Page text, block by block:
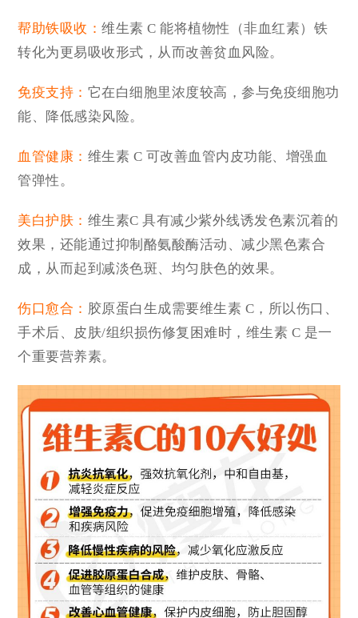
帮助铁吸收：维生素 C 能将植物性（非血红素）铁
转化为更易吸收形式，从而改善贫血风险。
免疫支持： 它在白细胞里浓度较高，参与免疫细胞功
能、降低感染风险。
血管健康： 维生素 C 可改善血管内皮功能、增强血
管弹性。
美白护肤： 维生素C 具有减少紫外线诱发色素沉着的
效果，还能通过抑制酪氨酸酶活动、减少黑色素合
成，从而起到减淡色斑、均匀肤色的效果。
伤口愈合： 胶原蛋白生成需要维生素 C，所以伤口、
手术后、皮肤/组织损伤修复困难时，维生素 C 是一
个重要营养素。